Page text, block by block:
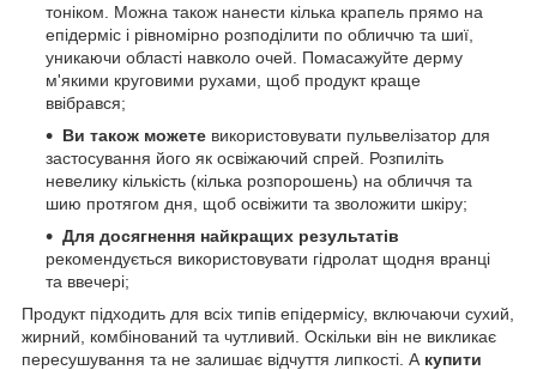
тоніком. Можна також нанести кілька крапель прямо на
епідерміс і рівномірно розподілити по обличчю та шиї,
уникаючи області навколо очей. Помасажуйте дерму
м'якими круговими рухами, щоб продукт краще
ввібрався;
Ви також можете використовувати пульвелізатор для
застосування його як освіжаючий спрей. Розпиліть
невелику кількість (кілька розпорошень) на обличчя та
шию протягом дня, щоб освіжити та зволожити шкіру;
Для досягнення найкращих результатів
рекомендується використовувати гідролат щодня вранці
та ввечері;
Продукт підходить для всіх типів епідермісу, включаючи сухий,
жирний, комбінований та чутливий. Оскільки він не викликає
пересушування та не залишає відчуття липкості. А купити